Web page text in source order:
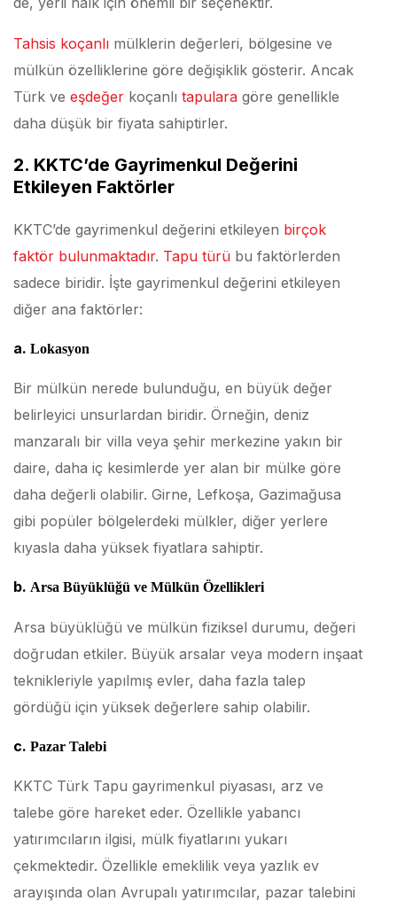
Tahsis koçanlı mülklerin değerleri, bölgesine ve
mülkün özelliklerine göre değişiklik gösterir. Ancak
Türk ve eşdeğer koçanlı tapulara göre genellikle
daha düşük bir fiyata sahiptirler.
2. KKTC’de Gayrimenkul Değerini
Etkileyen Faktörler
KKTC’de gayrimenkul değerini etkileyen birçok
faktör bulunmaktadır. Tapu türü bu faktörlerden
sadece biridir. İşte gayrimenkul değerini etkileyen
diğer ana faktörler:
a. Lokasyon
Bir mülkün nerede bulunduğu, en büyük değer
belirleyici unsurlardan biridir. Örneğin, deniz
manzaralı bir villa veya şehir merkezine yakın bir
daire, daha iç kesimlerde yer alan bir mülke göre
daha değerli olabilir. Girne, Lefkoşa, Gazimağusa
gibi popüler bölgelerdeki mülkler, diğer yerlere
kıyasla daha yüksek fiyatlara sahiptir.
b. Arsa Büyüklüğü ve Mülkün Özellikleri
Arsa büyüklüğü ve mülkün fiziksel durumu, değeri
doğrudan etkiler. Büyük arsalar veya modern inşaat
teknikleriyle yapılmış evler, daha fazla talep
gördüğü için yüksek değerlere sahip olabilir.
c. Pazar Talebi
KKTC Türk Tapu gayrimenkul piyasası, arz ve
talebe göre hareket eder. Özellikle yabancı
yatırımcıların ilgisi, mülk fiyatlarını yukarı
çekmektedir. Özellikle emeklilik veya yazlık ev
arayışında olan Avrupalı yatırımcılar, pazar talebini